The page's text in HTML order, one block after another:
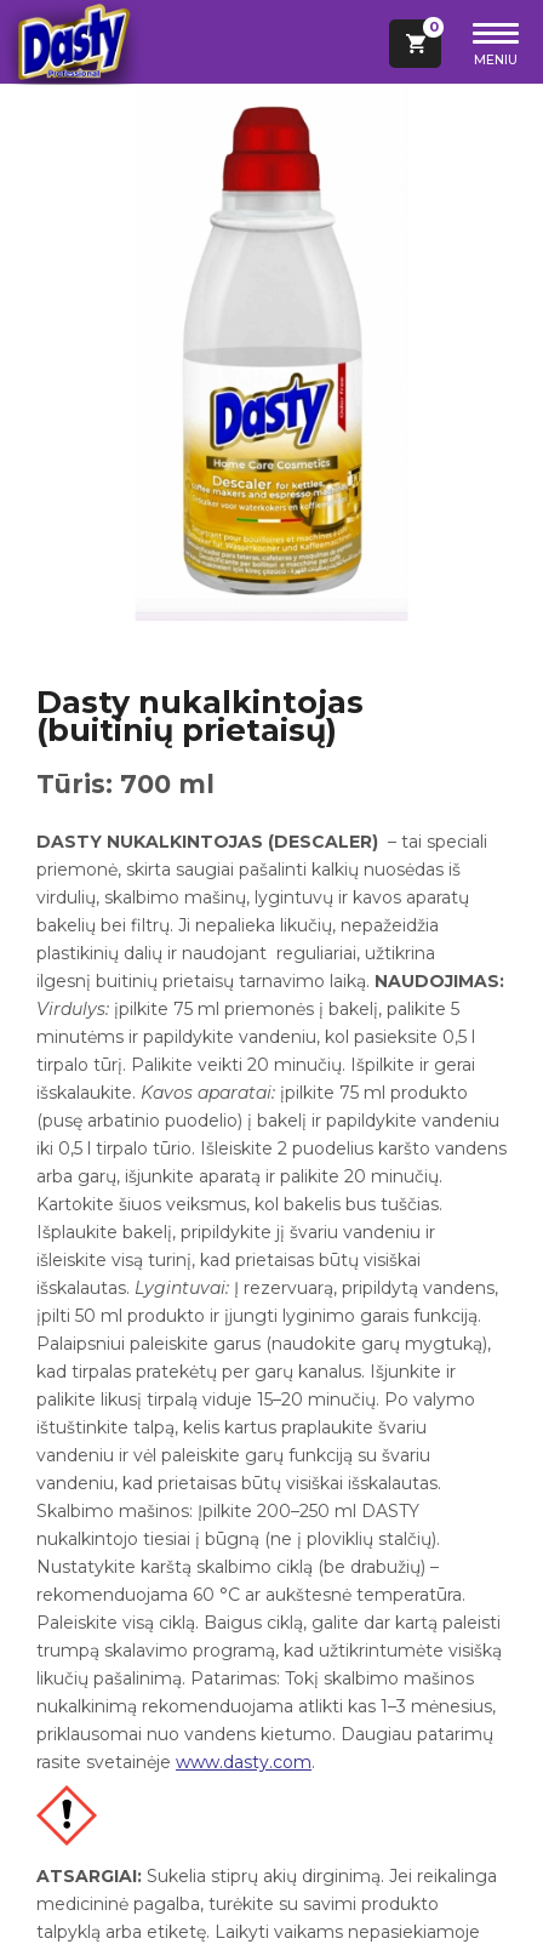
MENIU
0
Dasty nukalkintojas
(buitinių prietaisų)
Tūris: 700 ml
DASTY NUKALKINTOJAS (DESCALER) – tai speciali
priemonė, skirta saugiai pašalinti kalkių nuosėdas iš
virdulių, skalbimo mašinų, lygintuvų ir kavos aparatų
bakelių bei filtrų. Ji nepalieka likučių, nepažeidžia
plastikinių dalių ir naudojant reguliariai, užtikrina
ilgesnį buitinių prietaisų tarnavimo laiką. NAUDOJIMAS:
Virdulys: įpilkite 75 ml priemonės į bakelį, palikite 5
minutėms ir papildykite vandeniu, kol pasieksite 0,5 l
tirpalo tūrį. Palikite veikti 20 minučių. Išpilkite ir gerai
išskalaukite. Kavos aparatai: įpilkite 75 ml produkto
(pusę arbatinio puodelio) į bakelį ir papildykite vandeniu
iki 0,5 l tirpalo tūrio. Išleiskite 2 puodelius karšto vandens
arba garų, išjunkite aparatą ir palikite 20 minučių.
Kartokite šiuos veiksmus, kol bakelis bus tuščias.
Išplaukite bakelį, pripildykite jį švariu vandeniu ir
išleiskite visą turinį, kad prietaisas būtų visiškai
išskalautas. Lygintuvai: Į rezervuarą, pripildytą vandens,
įpilti 50 ml produkto ir įjungti lyginimo garais funkciją.
Palaipsniui paleiskite garus (naudokite garų mygtuką),
kad tirpalas pratekėtų per garų kanalus. Išjunkite ir
palikite likusį tirpalą viduje 15–20 minučių. Po valymo
ištuštinkite talpą, kelis kartus praplaukite švariu
vandeniu ir vėl paleiskite garų funkciją su švariu
vandeniu, kad prietaisas būtų visiškai išskalautas.
Skalbimo mašinos: Įpilkite 200–250 ml DASTY
nukalkintojo tiesiai į būgną (ne į ploviklių stalčių).
Nustatykite karštą skalbimo ciklą (be drabužių) –
rekomenduojama 60 °C ar aukštesnė temperatūra.
Paleiskite visą ciklą. Baigus ciklą, galite dar kartą paleisti
trumpą skalavimo programą, kad užtikrintumėte visišką
likučių pašalinimą. Patarimas: Tokį skalbimo mašinos
nukalkinimą rekomenduojama atlikti kas 1–3 mėnesius,
priklausomai nuo vandens kietumo. Daugiau patarimų
rasite svetainėje www.dasty.com.
ATSARGIAI: Sukelia stiprų akių dirginimą. Jei reikalinga
medicininė pagalba, turėkite su savimi produkto
talpyklą arba etiketę. Laikyti vaikams nepasiekiamoje